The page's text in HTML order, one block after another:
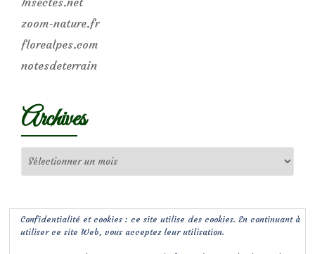
zoom-nature.fr
florealpes.com
notesdeterrain
Archives
Confidentialité et cookies : ce site utilise des cookies. En continuant à
utiliser ce site Web, vous acceptez leur utilisation.